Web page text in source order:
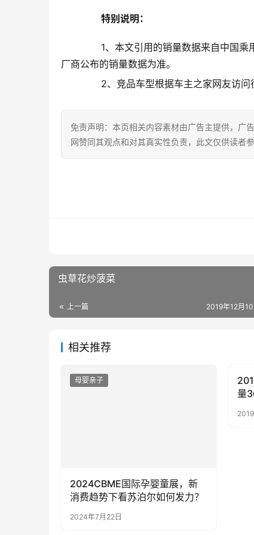
特别说明：
1、本文引用的销量数据来自中国乘
厂商公布的销量数据为准。
2、竞品车型根据车主之家网友访问
免责声明：本页相关内容素材由广告主提供，广
网赞同其观点和对其真实性负责，此文仅供读者
虫草花炒菠菜
上一篇 2019年12月
相关推荐
母婴亲子
2024CBME国际孕婴童展，新
消费趋势下看苏泊尔如何发力？
母
量